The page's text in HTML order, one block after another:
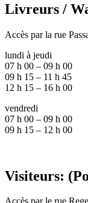
Livreurs /
Accès par la rue
lundi à jeudi
07 h 00 – 09 h 00
09 h 15 – 11 h 45
12 h 15 – 16 h 00
vendredi
07 h 00 – 09 h 00
09 h 15 – 12 h 00
Visiteurs: